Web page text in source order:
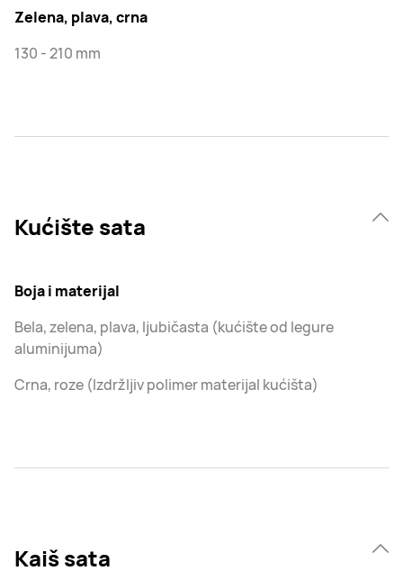
Zelena, plava, crna
130 - 210 mm
Kućište sata
Boja i materijal
Bela, zelena, plava, ljubičasta (kućište od legure
aluminijuma)
Crna, roze (Izdržljiv polimer materijal kućišta)
Kaiš sata